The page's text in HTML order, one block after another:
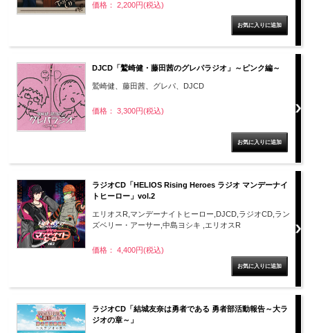
価格： 2,200円(税込)
DJCD「鷲崎健・藤田茜のグレパラジオ」～ピンク編～
鷲崎健、藤田茜、グレパ、DJCD
価格： 3,300円(税込)
ラジオCD「HELIOS Rising Heroes ラジオ マンデーナイ
トヒーロー」vol.2
エリオスR,マンデーナイトヒーロー,DJCD,ラジオCD,ラン
ズベリー・アーサー,中島ヨシキ ,エリオスR
価格： 4,400円(税込)
ラジオCD「結城友奈は勇者である 勇者部活動報告～大ラ
ジオの章～」